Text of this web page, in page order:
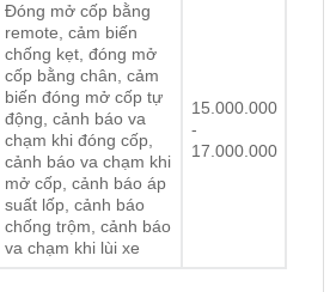
Đóng mở cốp bằng
remote, cảm biến
chống kẹt, đóng mở
cốp bằng chân, cảm
biến đóng mở cốp tự
động, cảnh báo va
chạm khi đóng cốp,
cảnh báo va chạm khi
mở cốp, cảnh báo áp
suất lốp, cảnh báo
chống trộm, cảnh báo
va chạm khi lùi xe
15.000.000
-
17.000.000